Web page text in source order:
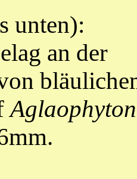
unten):
an der
Aglaophyton